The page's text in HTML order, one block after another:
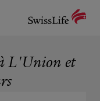
à L'Union et